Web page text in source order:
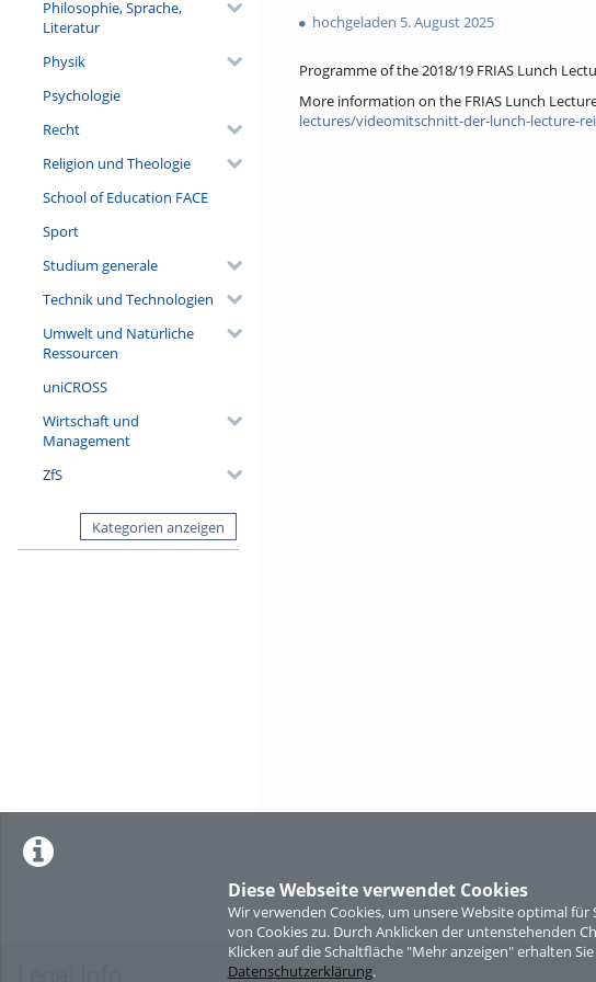
Diese Webseite verwendet Cookies
Wir verwenden Cookies, um unsere Website optimal
von Cookies zu. Durch Anklicken der untenstehenden
Klicken auf die Schaltfläche "Mehr anzeigen" erhalten
Datenschutzerklärung.
Philosophie, Sprache,
Literatur
Physik
Psychologie
Recht
Religion und Theologie
School of Education FACE
Sport
Studium generale
Technik und Technologien
Umwelt und Natürliche
Ressourcen
uniCROSS
Wirtschaft und
Management
ZfS
Kategorien anzeigen
views
hochgeladen 5. August 2025
Programme of the 2018/19 FRIAS Lunch
More information on the FRIAS Lunch
lectures/videomitschnitt-der-lunch-lecture-